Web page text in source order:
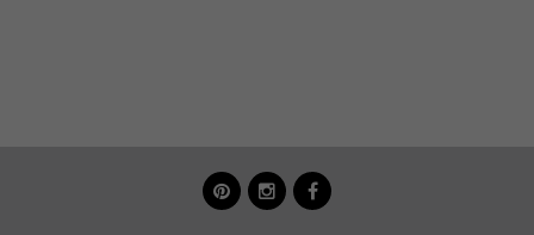
facebook
instagram
pinterest